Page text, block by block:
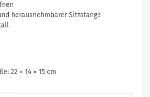
herausnehmbarer Sitzstange
22 × 14 × 15 cm